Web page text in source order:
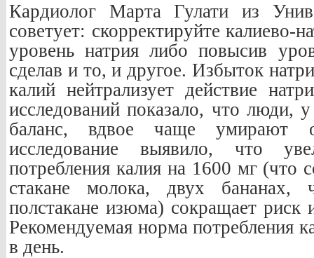
Кардиолог Марта Гулати из
советует: скорректируйте калиево-
уровень натрия либо повысив
сделав и то, и другое. Избыток
калий нейтрализует действие
исследований показало, что люди,
баланс, вдвое чаще умирают
исследование выявило, что
потребления калия на 1600 мг (что
стакане молока, двух бананах,
полстакане изюма) сокращает риск
Рекомендуемая норма потребления
в день.